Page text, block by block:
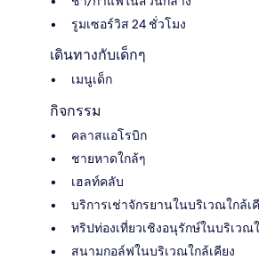
รูมเซอร์วิส 24 ชั่วโมง
เดินทางกับเด็กๆ
เมนูเด็ก
กิจกรรม
คลาสแอโรบิก
ชายหาดใกล้ๆ
เฮลท์คลับ
บริการเช่าจักรยานในบริเวณใกล้เ
ทริปท่องเที่ยวเชิงอนุรักษ์ในบริเวณ
สนามกอล์ฟในบริเวณใกล้เคียง